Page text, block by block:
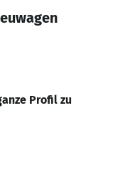
Profil zu